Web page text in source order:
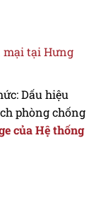
mại tại Hưng
Dấu hiệu
phòng chống
của Hệ thống